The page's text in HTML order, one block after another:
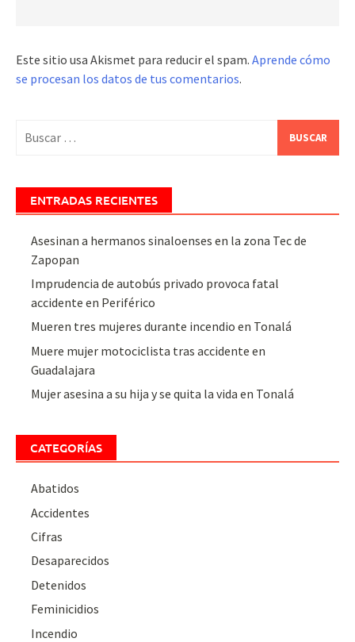
Este sitio usa Akismet para reducir el spam. Aprende cómo
se procesan los datos de tus comentarios.
ENTRADAS RECIENTES
Asesinan a hermanos sinaloenses en la zona Tec de
Zapopan
Imprudencia de autobús privado provoca fatal
accidente en Periférico
Mueren tres mujeres durante incendio en Tonalá
Muere mujer motociclista tras accidente en
Guadalajara
Mujer asesina a su hija y se quita la vida en Tonalá
CATEGORÍAS
Abatidos
Accidentes
Cifras
Desaparecidos
Detenidos
Feminicidios
Incendio